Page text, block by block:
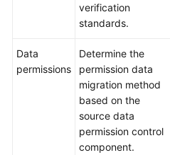
verification
standards.
Data
permissions
Determine the
permission data
migration method
based on the
source data
permission control
component.